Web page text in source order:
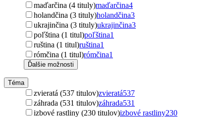
maďarčina (4 tituly)maďarčina4
holandčina (3 tituly)holandčina3
ukrajinčina (3 tituly)ukrajinčina3
poľština (1 titul)poľština1
ruština (1 titul)ruština1
rómčina (1 titul)rómčina1
Ďalšie možnosti
Téma
zvieratá (537 titulov)zvieratá537
záhrada (531 titulov)záhrada531
izbové rastliny (230 titulov)izbové rastliny230